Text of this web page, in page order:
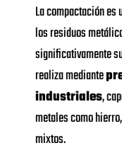
La compactación
los residuos
significativamente
realiza mediante
industriales,
metales como
mixtos.